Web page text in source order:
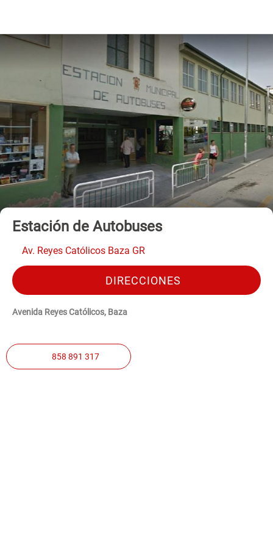
Estación de Autobuses
Av. Reyes Católicos Baza GR
DIRECCIONES
Avenida Reyes Católicos, Baza
858 891 317